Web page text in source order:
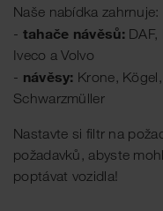
Naše nabídka zahrnuje:
- tahače návěsů:
Iveco a Volvo
- návěsy: Krone,
Schwarzmüller
Nastavte si filtr na
požadavků, abyste
poptávat vozidla!